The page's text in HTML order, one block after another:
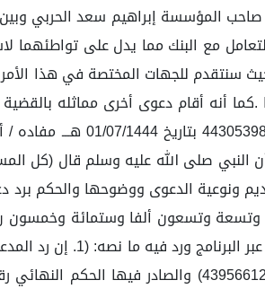
المؤسسة إبراهيم سعد الحربي
مع البنك مما يدل على تواطئهما
سنتقدم للجهات المختصة في هذا
يطالب فيها بأتعاب
أن النبي صلى الله عليه وسلم قال (كل
ونوعية الدعوى ووضوحها والحكم برد
2,499,650 مليونين وأربعمائة وتسعة
رد هذه الدعوى تأسيسا